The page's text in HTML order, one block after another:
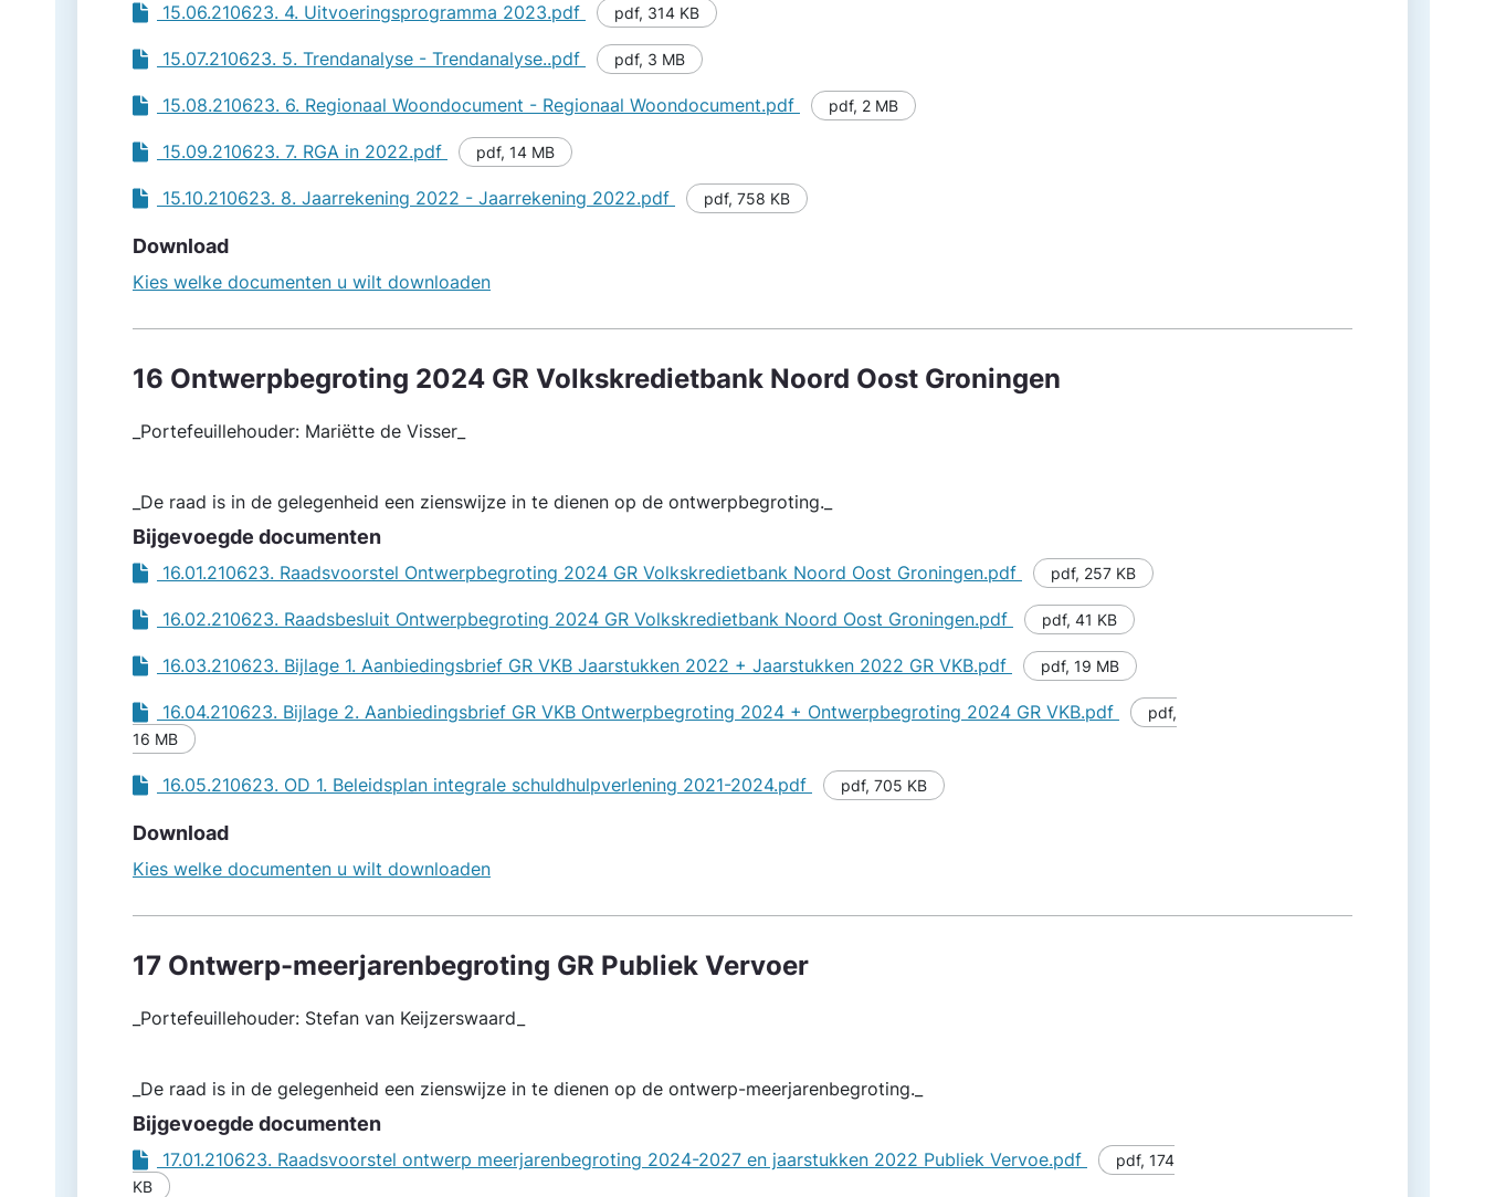
15.06.210623. 4. Uitvoeringsprogramma 2023.pdf pdf, 314 KB
15.07.210623. 5. Trendanalyse - Trendanalyse..pdf pdf, 3 MB
15.08.210623. 6. Regionaal Woondocument - Regionaal Woondocument.pdf pdf, 2 MB
15.09.210623. 7. RGA in 2022.pdf pdf, 14 MB
15.10.210623. 8. Jaarrekening 2022 - Jaarrekening 2022.pdf pdf, 758 KB
Download
Kies welke documenten u wilt downloaden
16 Ontwerpbegroting 2024 GR Volkskredietbank Noord Oost Groningen
_Portefeuillehouder: Mariëtte de Visser_
_De raad is in de gelegenheid een zienswijze in te dienen op de ontwerpbegroting._
Bijgevoegde documenten
16.01.210623. Raadsvoorstel Ontwerpbegroting 2024 GR Volkskredietbank Noord Oost Groningen.pdf pdf, 257 KB
16.02.210623. Raadsbesluit Ontwerpbegroting 2024 GR Volkskredietbank Noord Oost Groningen.pdf pdf, 41 KB
16.03.210623. Bijlage 1. Aanbiedingsbrief GR VKB Jaarstukken 2022 + Jaarstukken 2022 GR VKB.pdf pdf, 19 MB
16.04.210623. Bijlage 2. Aanbiedingsbrief GR VKB Ontwerpbegroting 2024 + Ontwerpbegroting 2024 GR VKB.pdf pdf,
16 MB
16.05.210623. OD 1. Beleidsplan integrale schuldhulpverlening 2021-2024.pdf pdf, 705 KB
Download
Kies welke documenten u wilt downloaden
17 Ontwerp-meerjarenbegroting GR Publiek Vervoer
_Portefeuillehouder: Stefan van Keijzerswaard_
_De raad is in de gelegenheid een zienswijze in te dienen op de ontwerp-meerjarenbegroting._
Bijgevoegde documenten
17.01.210623. Raadsvoorstel ontwerp meerjarenbegroting 2024-2027 en jaarstukken 2022 Publiek Vervoe.pdf pdf, 174
KB